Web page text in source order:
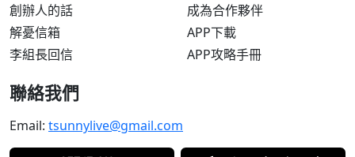
創辦人的話
解憂信箱
李組長回信
成為合作夥伴
APP下載
APP攻略手冊
聯絡我們
Email: tsunnylive@gmail.com